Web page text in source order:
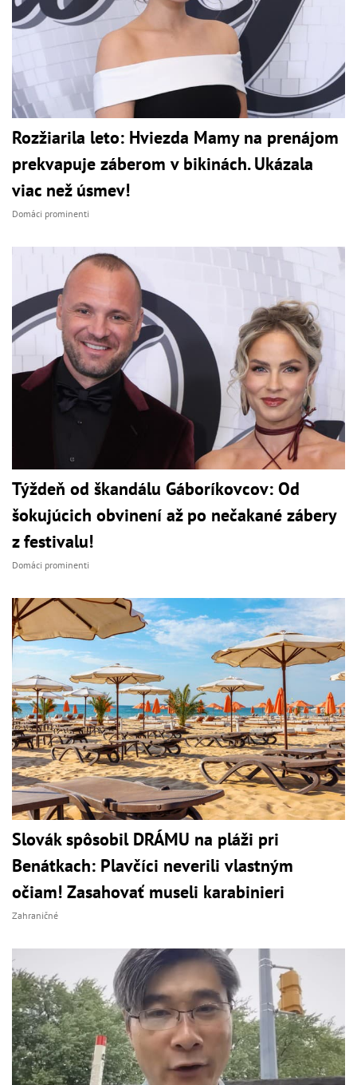
Rozžiarila leto: Hviezda Mamy na prenájom
prekvapuje záberom v bikinách. Ukázala
viac než úsmev!
Domáci prominenti
Týždeň od škandálu Gáboríkovcov: Od
šokujúcich obvinení až po nečakané zábery
z festivalu!
Domáci prominenti
Slovák spôsobil DRÁMU na pláži pri
Benátkach: Plavčíci neverili vlastným
očiam! Zasahovať museli karabinieri
Zahraničné